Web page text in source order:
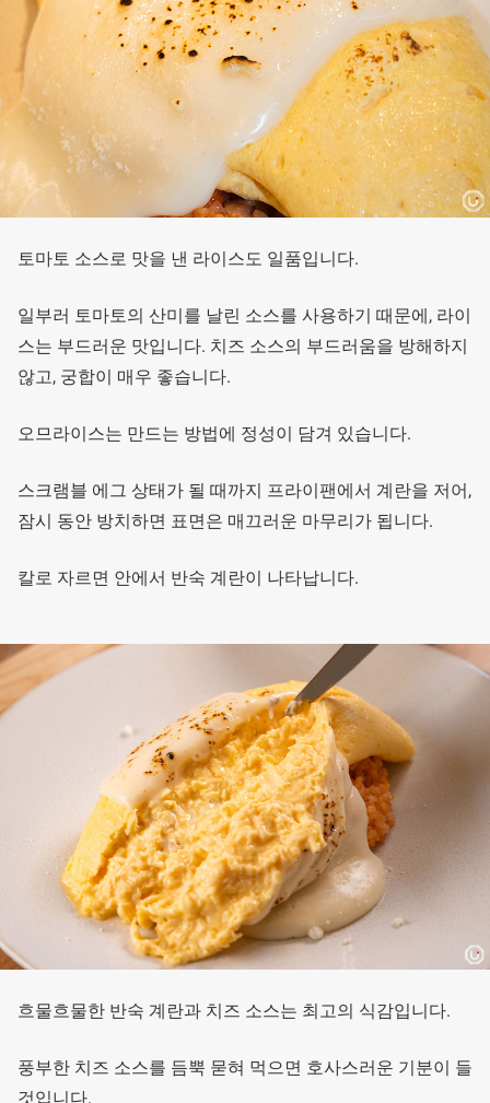
토마토 소스로 맛을 낸 라이스도 일품입니다.
일부러 토마토의 산미를 날린 소스를 사용하기 때문에, 라이
스는 부드러운 맛입니다. 치즈 소스의 부드러움을 방해하지
않고, 궁합이 매우 좋습니다.
오므라이스는 만드는 방법에 정성이 담겨 있습니다.
스크램블 에그 상태가 될 때까지 프라이팬에서 계란을 저어,
잠시 동안 방치하면 표면은 매끄러운 마무리가 됩니다.
칼로 자르면 안에서 반숙 계란이 나타납니다.
흐물흐물한 반숙 계란과 치즈 소스는 최고의 식감입니다.
풍부한 치즈 소스를 듬뿍 묻혀 먹으면 호사스러운 기분이 들
것입니다.